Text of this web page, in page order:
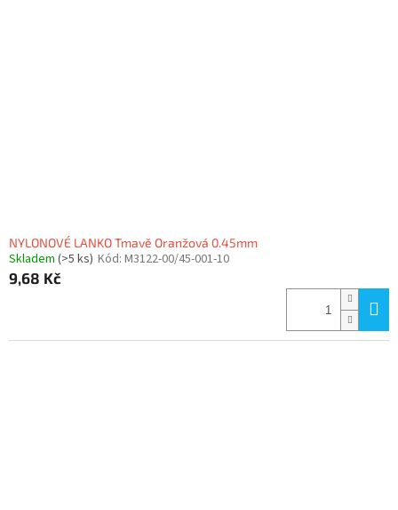
NYLONOVÉ LANKO Tmavě Oranžová 0.45mm
Skladem (>5 ks) Kód: M3122-00/45-001-10
9,68 Kč